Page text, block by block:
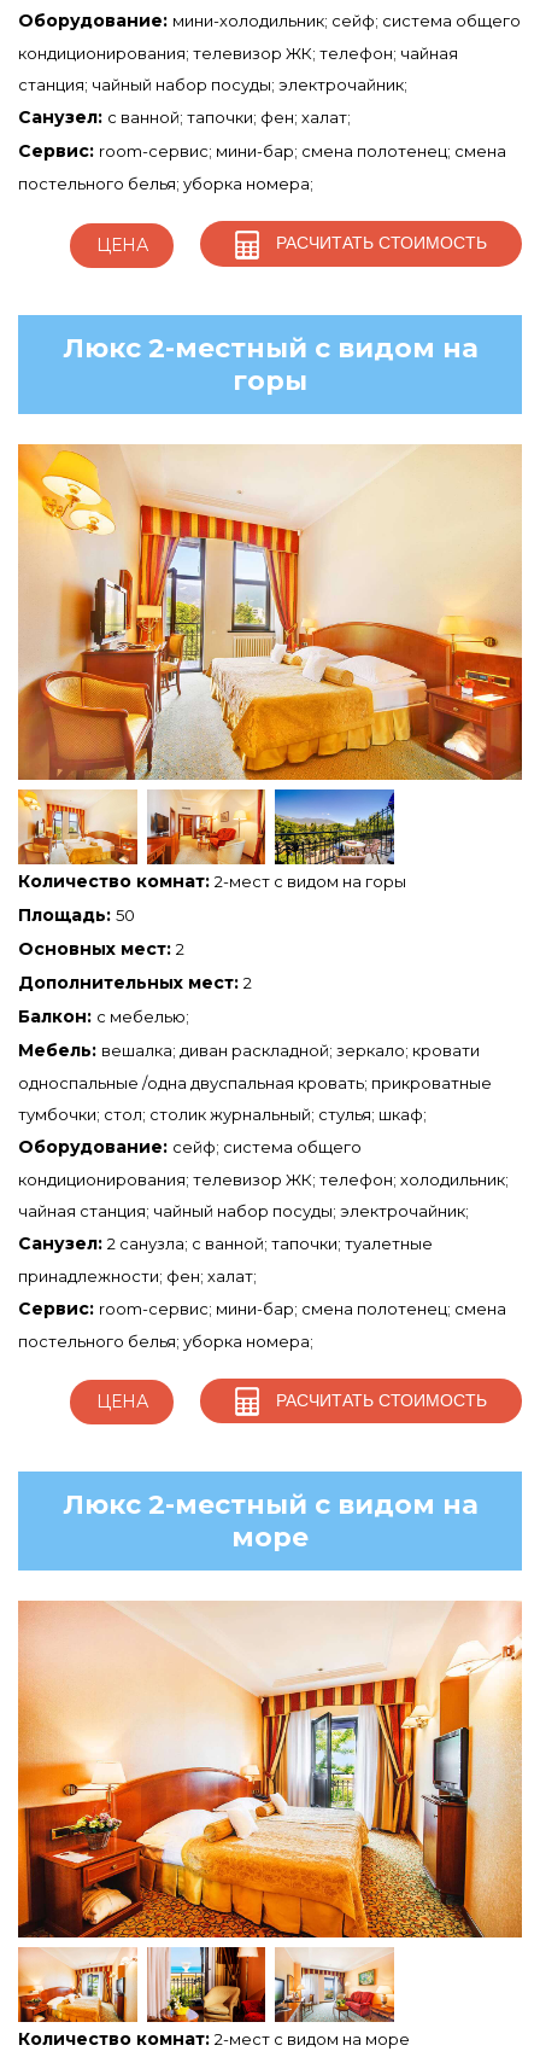
Оборудование: мини-холодильник; сейф; система общего
кондиционирования; телевизор ЖК; телефон; чайная
станция; чайный набор посуды; электрочайник;
Санузел: с ванной; тапочки; фен; халат;
Сервис: room-сервис; мини-бар; смена полотенец; смена
постельного белья; уборка номера;
ЦЕНА РАСЧИТАТЬ СТОИМОСТЬ
Люкс 2-местный с видом на
горы
Количество комнат: 2-мест с видом на горы
Площадь: 50
Основных мест: 2
Дополнительных мест: 2
Балкон: с мебелью;
Мебель: вешалка; диван раскладной; зеркало; кровати
односпальные /одна двуспальная кровать; прикроватные
тумбочки; стол; столик журнальный; стулья; шкаф;
Оборудование: сейф; система общего
кондиционирования; телевизор ЖК; телефон; холодильник;
чайная станция; чайный набор посуды; электрочайник;
Санузел: 2 санузла; с ванной; тапочки; туалетные
принадлежности; фен; халат;
Сервис: room-сервис; мини-бар; смена полотенец; смена
постельного белья; уборка номера;
ЦЕНА РАСЧИТАТЬ СТОИМОСТЬ
Люкс 2-местный с видом на
море
Количество комнат: 2-мест с видом на море